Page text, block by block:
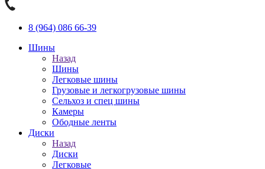
8 (964) 086 66-39
Шины
Назад
Шины
Легковые шины
Грузовые и легкогрузовые шины
Сельхоз и спец шины
Камеры
Ободные ленты
Диски
Назад
Диски
Легковые